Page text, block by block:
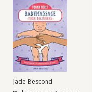
Jade Bescond